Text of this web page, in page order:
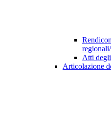
Atti
Articolazione